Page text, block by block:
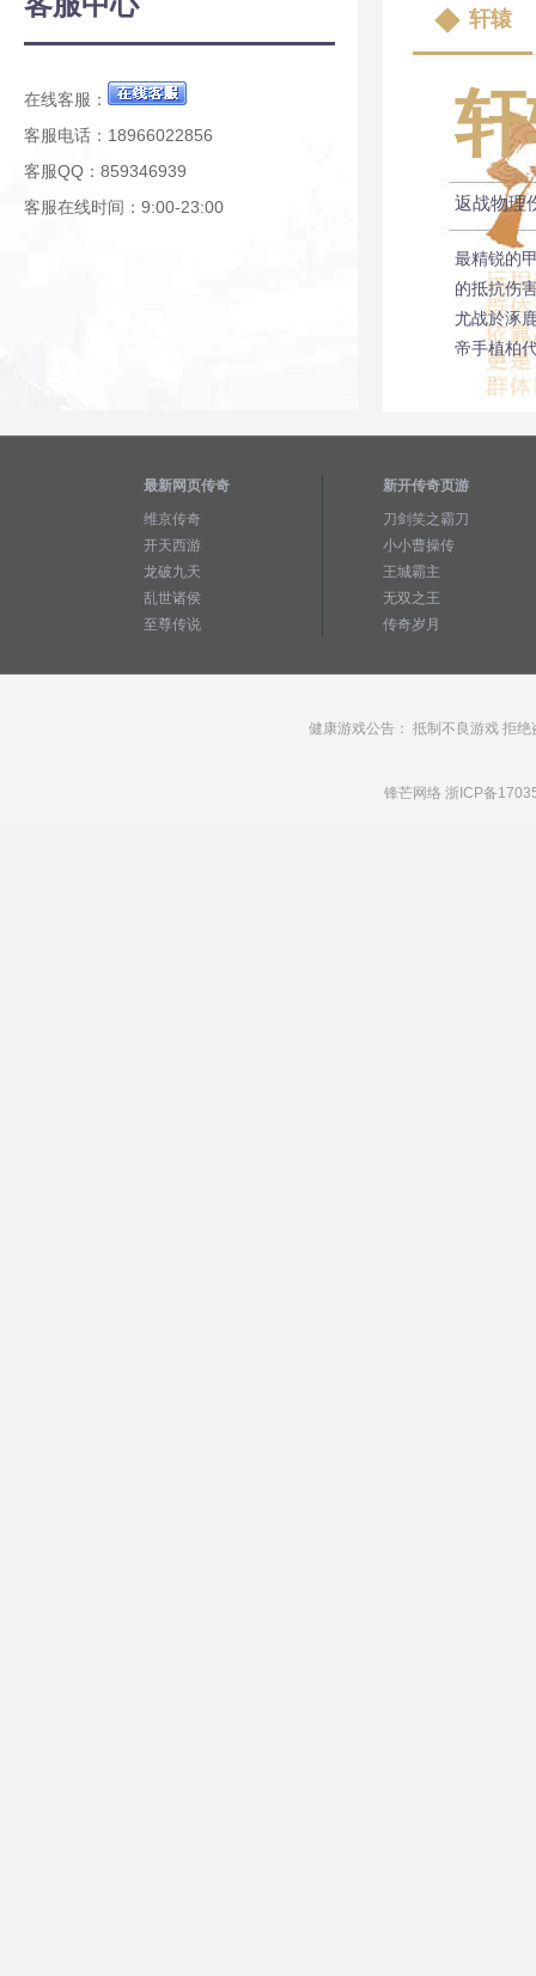
在线客服：
客服电话：18966022856
客服QQ：859346939
客服在线时间：9:00-23:00
轩辕
返战物理
最精锐的
的抵抗伤
尤战於涿
帝手植柏
最新网页传奇
维京传奇
开天西游
龙破九天
乱世诸侯
至尊传说
新开传奇页游
刀剑笑之霸刀
小小曹操传
王城霸主
无双之王
传奇岁月
健康游戏公告： 抵制不良游戏 拒
锋芒网络 浙ICP备